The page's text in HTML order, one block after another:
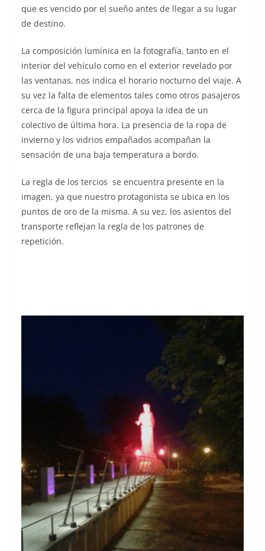
que es vencido por el sueño antes de llegar a su lugar
de destino.
La composición lumínica en la fotografía, tanto en el
interior del vehículo como en el exterior revelado por
las ventanas, nos indica el horario nocturno del viaje. A
su vez la falta de elementos tales como otros pasajeros
cerca de la figura principal apoya la idea de un
colectivo de última hora. La presencia de la ropa de
invierno y los vidrios empañados acompañan la
sensación de una baja temperatura a bordo.
La regla de los tercios se encuentra presente en la
imagen, ya que nuestro protagonista se ubica en los
puntos de oro de la misma. A su vez, los asientos del
transporte reflejan la regla de los patrones de
repetición.